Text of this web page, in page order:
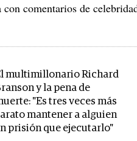
con comentarios de
multimillonario Richard
y la pena de
"Es tres veces más
mantener a alguien
prisión que ejecutarlo"